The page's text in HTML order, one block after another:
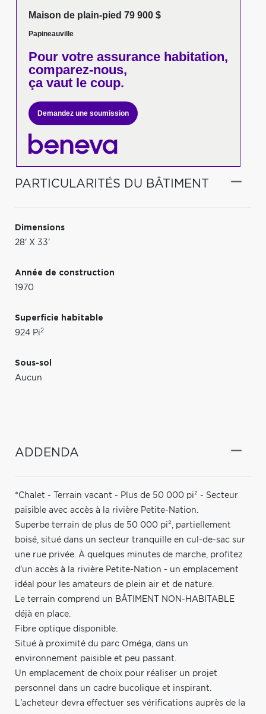
Maison de plain-pied 79 900 $
Papineauville
Pour votreassurance habitation,
comparez-nous,
ça vaut le coup.
Demandez une soumission
PARTICULARITÉS DU BÂTIMENT
Dimensions
28' X 33'
Année de construction
1970
Superficie habitable
924 Pi2
Sous-sol
Aucun
ADDENDA
*Chalet - Terrain vacant - Plus de 50 000 pi² - Secteur
paisible avec accès à la rivière Petite-Nation.
Superbe terrain de plus de 50 000 pi², partiellement
boisé, situé dans un secteur tranquille en cul-de-sac sur
une rue privée. À quelques minutes de marche, profitez
d'un accès à la rivière Petite-Nation - un emplacement
idéal pour les amateurs de plein air et de nature.
Le terrain comprend un BÂTIMENT NON-HABITABLE
déjà en place.
Fibre optique disponible.
Situé à proximité du parc Oméga, dans un
environnement paisible et peu passant.
Un emplacement de choix pour réaliser un projet
personnel dans un cadre bucolique et inspirant.
L'acheteur devra effectuer ses vérifications auprès de la